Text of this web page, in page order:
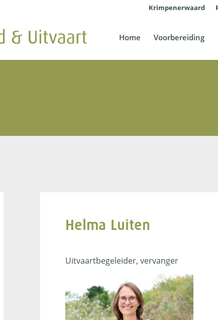
Krimpenerwaard
Home Voorbereiding
Helma Luiten
Uitvaartbegeleider, vervanger